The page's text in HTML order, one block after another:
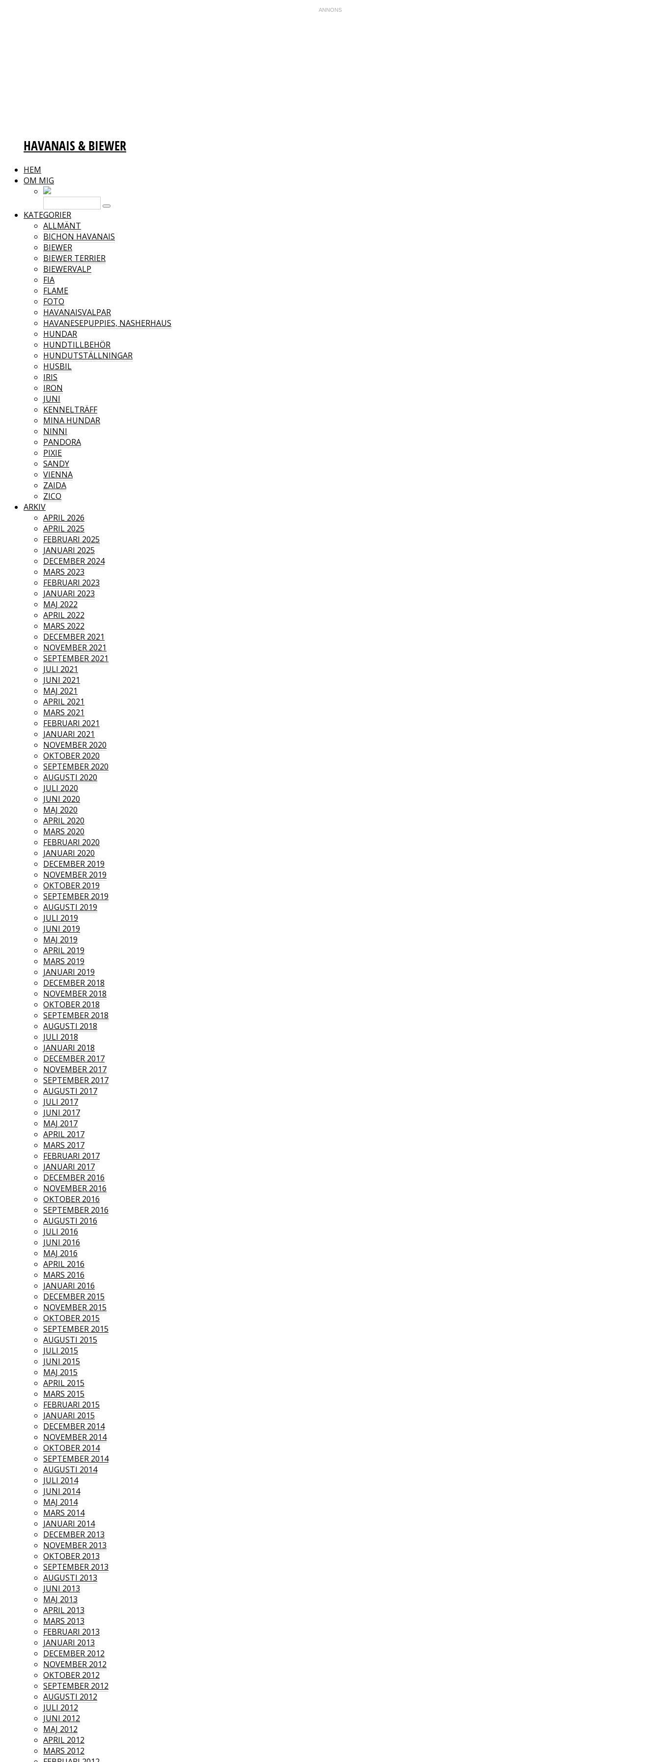
HAVANAIS & BIEWER
HEM
OM MIG
KATEGORIER
ALLMÄNT
BICHON HAVANAIS
BIEWER
BIEWER TERRIER
BIEWERVALP
FIA
FLAME
FOTO
HAVANAISVALPAR
HAVANESEPUPPIES, NASHERHAUS
HUNDAR
HUNDTILLBEHÖR
HUNDUTSTÄLLNINGAR
HUSBIL
IRIS
IRON
JUNI
KENNELTRÄFF
MINA HUNDAR
NINNI
PANDORA
PIXIE
SANDY
VIENNA
ZAIDA
ZICO
ARKIV
APRIL 2026
APRIL 2025
FEBRUARI 2025
JANUARI 2025
DECEMBER 2024
MARS 2023
FEBRUARI 2023
JANUARI 2023
MAJ 2022
APRIL 2022
MARS 2022
DECEMBER 2021
NOVEMBER 2021
SEPTEMBER 2021
JULI 2021
JUNI 2021
MAJ 2021
APRIL 2021
MARS 2021
FEBRUARI 2021
JANUARI 2021
NOVEMBER 2020
OKTOBER 2020
SEPTEMBER 2020
AUGUSTI 2020
JULI 2020
JUNI 2020
MAJ 2020
APRIL 2020
MARS 2020
FEBRUARI 2020
JANUARI 2020
DECEMBER 2019
NOVEMBER 2019
OKTOBER 2019
SEPTEMBER 2019
AUGUSTI 2019
JULI 2019
JUNI 2019
MAJ 2019
APRIL 2019
MARS 2019
JANUARI 2019
DECEMBER 2018
NOVEMBER 2018
OKTOBER 2018
SEPTEMBER 2018
AUGUSTI 2018
JULI 2018
JANUARI 2018
DECEMBER 2017
NOVEMBER 2017
SEPTEMBER 2017
AUGUSTI 2017
JULI 2017
JUNI 2017
MAJ 2017
APRIL 2017
MARS 2017
FEBRUARI 2017
JANUARI 2017
DECEMBER 2016
NOVEMBER 2016
OKTOBER 2016
SEPTEMBER 2016
AUGUSTI 2016
JULI 2016
JUNI 2016
MAJ 2016
APRIL 2016
MARS 2016
JANUARI 2016
DECEMBER 2015
NOVEMBER 2015
OKTOBER 2015
SEPTEMBER 2015
AUGUSTI 2015
JULI 2015
JUNI 2015
MAJ 2015
APRIL 2015
MARS 2015
FEBRUARI 2015
JANUARI 2015
DECEMBER 2014
NOVEMBER 2014
OKTOBER 2014
SEPTEMBER 2014
AUGUSTI 2014
JULI 2014
JUNI 2014
MAJ 2014
MARS 2014
JANUARI 2014
DECEMBER 2013
NOVEMBER 2013
OKTOBER 2013
SEPTEMBER 2013
AUGUSTI 2013
JUNI 2013
MAJ 2013
APRIL 2013
MARS 2013
FEBRUARI 2013
JANUARI 2013
DECEMBER 2012
NOVEMBER 2012
OKTOBER 2012
SEPTEMBER 2012
AUGUSTI 2012
JULI 2012
JUNI 2012
MAJ 2012
APRIL 2012
MARS 2012